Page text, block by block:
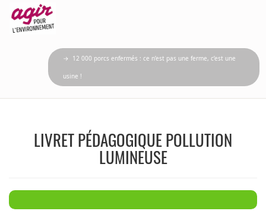
→ 12 000 porcs enfermés : ce n’est pas une ferme, c’est une
usine !
LIVRET PÉDAGOGIQUE POLLUTION
LUMINEUSE